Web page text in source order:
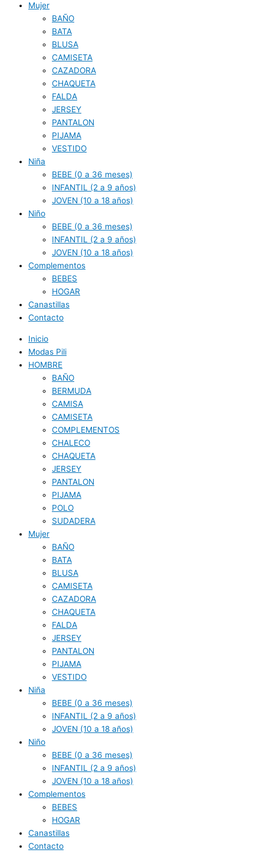
Mujer
BAÑO
BATA
BLUSA
CAMISETA
CAZADORA
CHAQUETA
FALDA
JERSEY
PANTALON
PIJAMA
VESTIDO
Niña
BEBE (0 a 36 meses)
INFANTIL (2 a 9 años)
JOVEN (10 a 18 años)
Niño
BEBE (0 a 36 meses)
INFANTIL (2 a 9 años)
JOVEN (10 a 18 años)
Complementos
BEBES
HOGAR
Canastillas
Contacto
Inicio
Modas Pili
HOMBRE
BAÑO
BERMUDA
CAMISA
CAMISETA
COMPLEMENTOS
CHALECO
CHAQUETA
JERSEY
PANTALON
PIJAMA
POLO
SUDADERA
Mujer
BAÑO
BATA
BLUSA
CAMISETA
CAZADORA
CHAQUETA
FALDA
JERSEY
PANTALON
PIJAMA
VESTIDO
Niña
BEBE (0 a 36 meses)
INFANTIL (2 a 9 años)
JOVEN (10 a 18 años)
Niño
BEBE (0 a 36 meses)
INFANTIL (2 a 9 años)
JOVEN (10 a 18 años)
Complementos
BEBES
HOGAR
Canastillas
Contacto